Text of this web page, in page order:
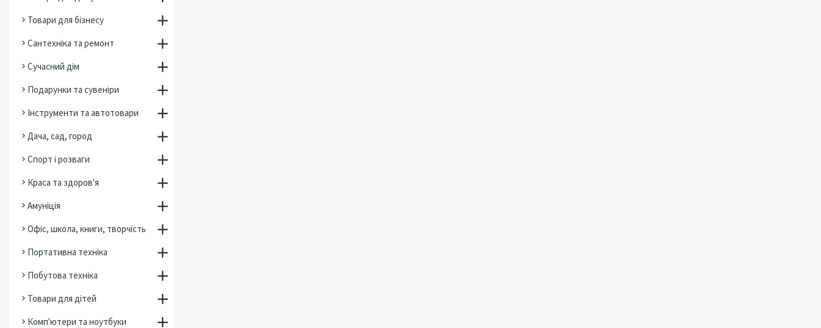
Товари для бізнесу
Сантехніка та ремонт
Сучасний дім
Подарунки та сувеніри
Інструменти та автотовари
Дача, сад, город
Спорт і розваги
Краса та здоров'я
Амуніція
Офіс, школа, книги, творчість
Портативна техніка
Побутова техніка
Товари для дітей
Комп'ютери та ноутбуки